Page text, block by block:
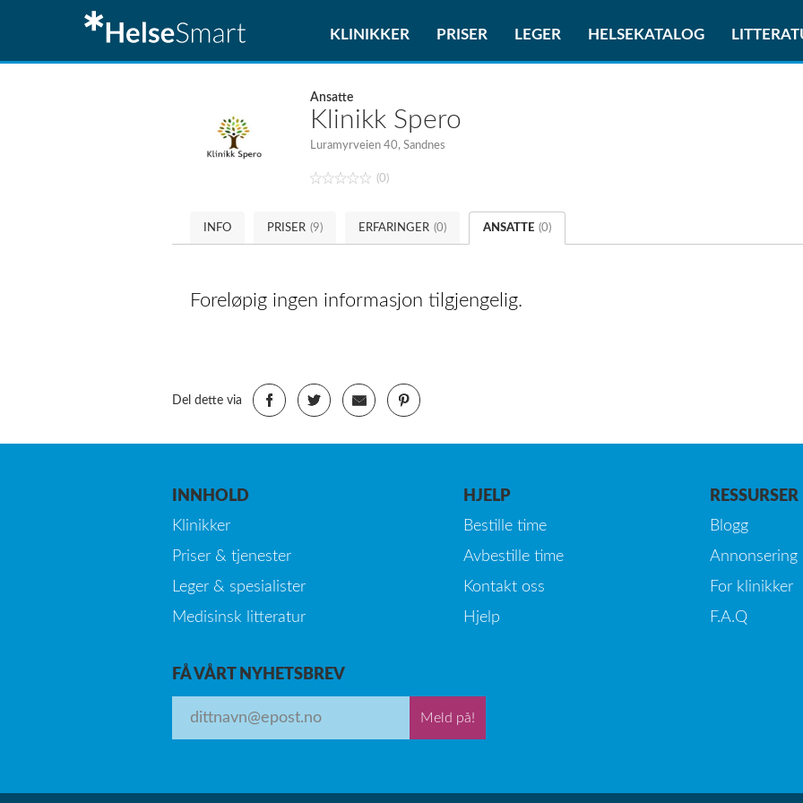
KLINIKKER PRISER LEGER HELSEKATALOG
Ansatte
Klinikk Spero
Luramyrveien 40, Sandnes
(0)
INFO PRISER (9) ERFARINGER (0) ANSATTE (0)
Foreløpig ingen informasjon tilgjengelig.
Del dette via
INNHOLD
Klinikker
Priser & tjenester
Leger & spesialister
Medisinsk litteratur
HJELP
Bestille time
Avbestille time
Kontakt oss
Hjelp
RESSURSER
Blogg
Annonsering
For klinikker
F.A.Q
FÅ VÅRT NYHETSBREV
Meld på!